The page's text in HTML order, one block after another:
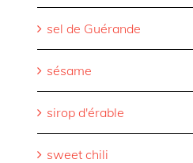
sel de Guérande
sésame
sirop d'érable
sweet chili